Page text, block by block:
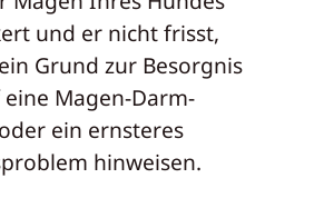
und er nicht frisst,
Grund zur Besorgnis
Magen-Darm-
ein ernsteres
hinweisen.